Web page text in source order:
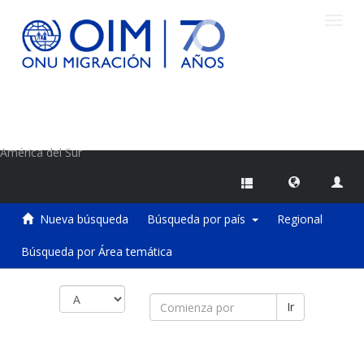
América del Sur
Nueva búsqueda Búsqueda por país Regional
Búsqueda por Área temática
Ir